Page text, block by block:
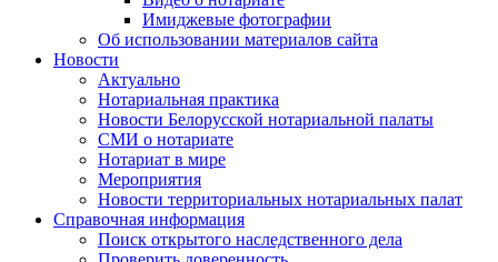
Имиджевые фотографии
Об использовании материалов сайта
Новости
Актуально
Нотариальная практика
Новости Белорусской нотариальной палаты
СМИ о нотариате
Нотариат в мире
Мероприятия
Новости территориальных нотариальных палат
Справочная информация
Поиск открытого наследственного дела